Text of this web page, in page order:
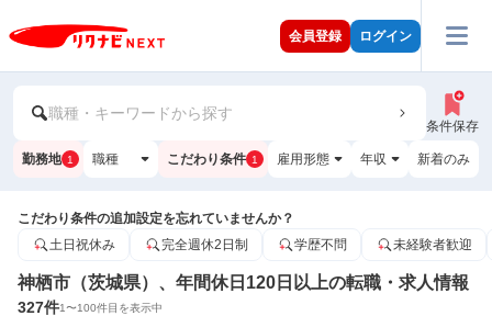
会員登録 ログイン
職種・キーワードから探す
条件保存
勤務地 1 職種 こだわり条件 1 雇用形態 年収 新着のみ
こだわり条件の追加設定を忘れていませんか？
土日祝休み
完全週休2日制 学歴不問 未経験者歓迎
神栖市（茨城県）、年間休日120日以上の転職・求人情報
327件1〜100件目を表示中